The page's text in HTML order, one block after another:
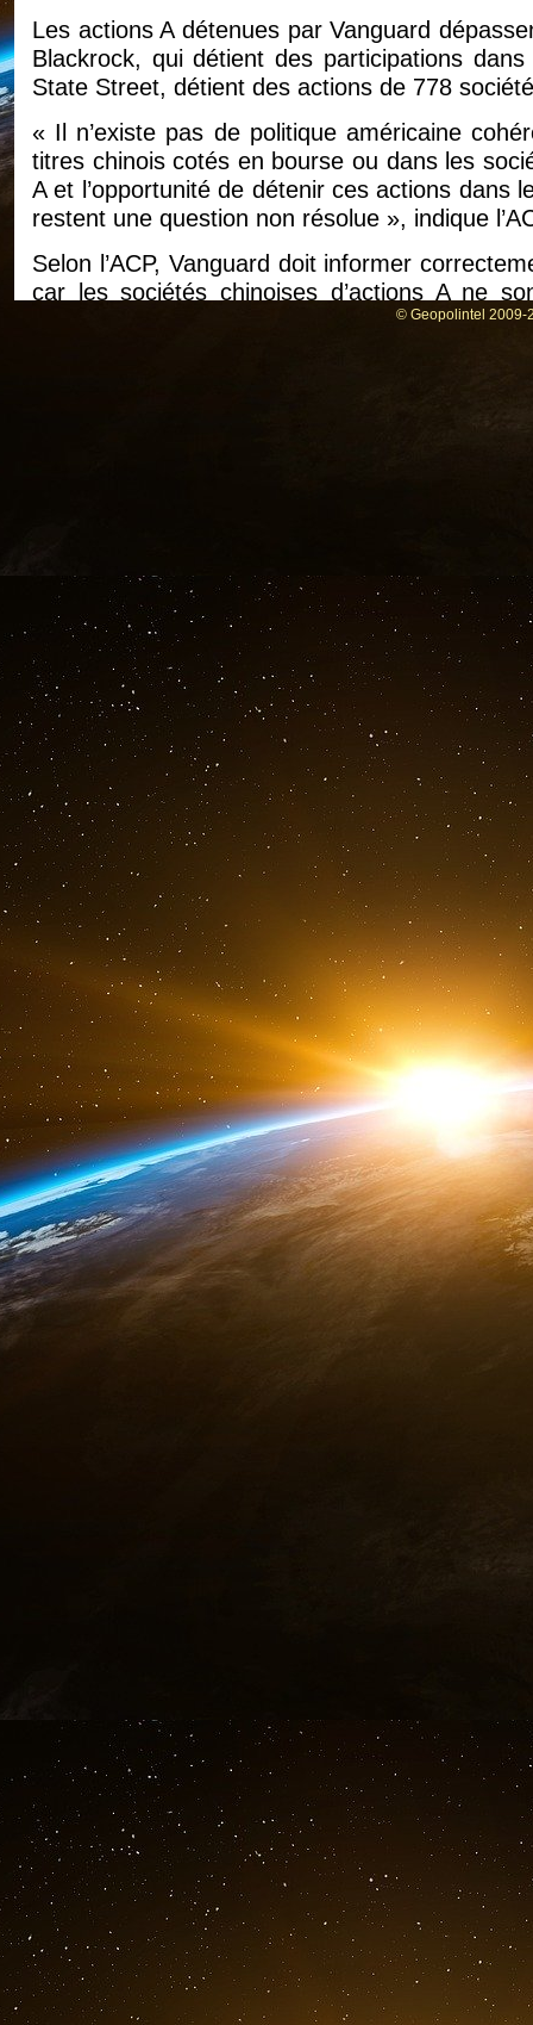
Les actions A détenues par Vanguard
Blackrock, qui détient des participations
State Street, détient des actions de 778
« Il n’existe pas de politique américaine
titres chinois cotés en bourse ou dans les
A et l’opportunité de détenir ces actions dans
restent une question non résolue », indique
Selon l’ACP, Vanguard doit informer
car les sociétés chinoises d’actions A ne
internationales qui protègent les intérêts des
pas illégal au regard de la législation
aux entreprises liées à l’armée du principal
Le représentant Mike Gallagher, dans un
Congrès d’adopter une loi pour « arrêter de
et les violations des droits de l’homme ».
« Nombre de ces entreprises créent des
membres des forces armées
l’épargne des Américains pour financer
préserve d’un conflit dans le détroit de
seraient utilisées contre les militaires
Le sénateur Marco Rubio a aussi reproché à
dans des entreprises chinoises.
« La Chine continue d’exploiter les marchés
Vanguard rendent cela possible en injectant
chinoises », a-t-il déclaré.
Vanguard a réagi à l’article de Newsweek.
« Vanguard maintient le plus haut
réglementations applicables, y compris les
éclaircissements supplémentaires de la part
de déterminer les sanctions par le biais du
Assets Control). »En tant que l’un des
investisseurs une gamme de fonds
investissements de nos clients en Chine se
indiciels passifs basés aux États-Unis
© Geopolintel 2009-